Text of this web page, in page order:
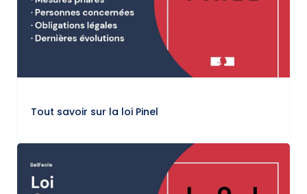
Tout savoir sur la loi Pinel